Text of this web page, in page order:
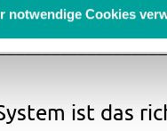
notwendige Cookies
ist das